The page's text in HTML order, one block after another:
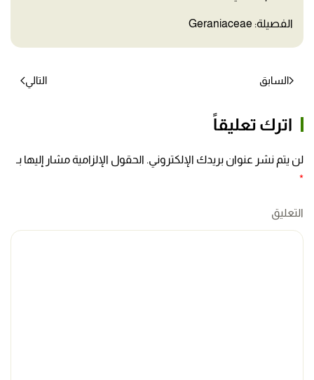
الفصيلة: Geraniaceae
السابق التالي
اترك تعليقاً
لن يتم نشر عنوان بريدك الإلكتروني. الحقول الإلزامية مشار إليها بـ
*
التعليق